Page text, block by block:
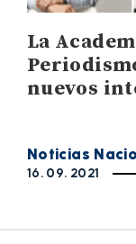
La
nuevos
Noticias
16. 09. 2021